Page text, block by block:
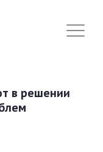
в решении